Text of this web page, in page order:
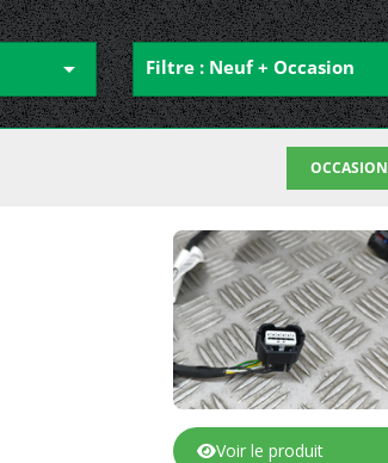
 Filtre : Neuf + Occasion
OCCASION
Voir le produit